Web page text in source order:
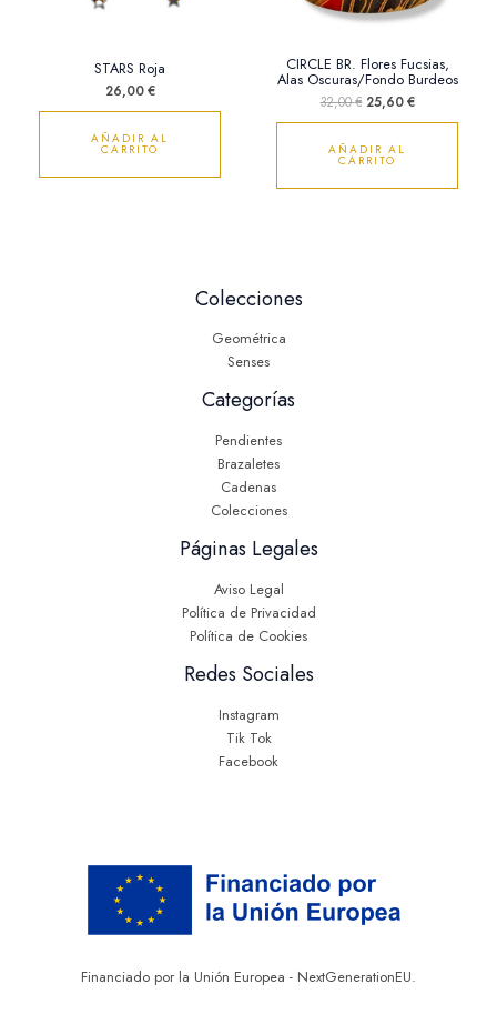
STARS Roja
26,00€
AÑADIR AL
CARRITO
CIRCLE BR. Flores Fucsias,
Alas Oscuras/Fondo Burdeos
32,00€ 25,60€
AÑADIR AL
CARRITO
Colecciones
Geométrica
Senses
Categorías
Pendientes
Brazaletes
Cadenas
Colecciones
Páginas Legales
Aviso Legal
Política de Privacidad
Política de Cookies
Redes Sociales
Instagram
Tik Tok
Facebook
Financiado por la Unión Europea - NextGenerationEU.